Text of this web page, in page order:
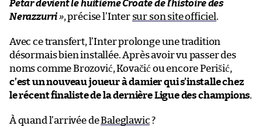
Petar devient le huitième Croate de l’histoire des
Nerazzurri», précise l’Inter sur son site officiel.
Avec ce transfert, l’Inter prolonge une tradition
désormais bien installée. Après avoir vu passer des
noms comme Brozović, Kovačić ou encore Perišić,
c’est un nouveau joueur à damier qui s’installe chez
le récent finaliste de la dernière Ligue des champions.
À quand l’arrivée deBaleglawic?